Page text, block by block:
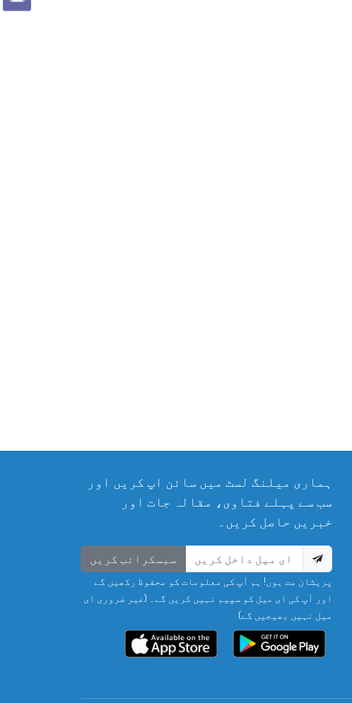
ہماری میلنگ لسٹ میں سائن اپ کریں اور
سب سے پہلے فتاوی، مقالہ جات اور
خبریں حاصل کریں۔
سبسکرائب کریں
پریشان مت ہوں! ہم آپ کی معلومات کو محفوظ رکھیں گے
اور آپ کی ای میل کو سپیم نہیں کریں گے۔ (غیر ضروری ای
میل نہیں بھیجیں گے)